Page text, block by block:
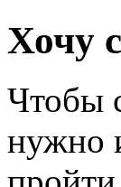
Хочу
Чтобы
нужно